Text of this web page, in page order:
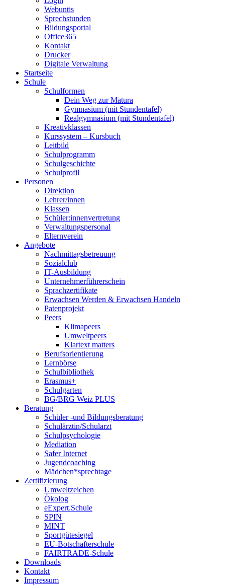
Webuntis
Sprechstunden
Bildungsportal
Office365
Kontakt
Drucker
Digitale Verwaltung
Startseite
Schule
Schulformen
Dein Weg zur Matura
Gymnasium (mit Stundentafel)
Realgymnasium (mit Stundentafel)
Kreativklassen
Kurssystem – Kursbuch
Leitbild
Schulprogramm
Schulgeschichte
Schulprofil
Personen
Direktion
Lehrer/innen
Klassen
Schüler:innenvertretung
Verwaltungspersonal
Elternverein
Angebote
Nachmittagsbetreuung
Sozialclub
IT-Ausbildung
Unternehmerführerschein
Sprachzertifikate
Erwachsen Werden & Erwachsen Handeln
Patenprojekt
Peers
Klimapeers
Umweltpeers
Klartext matters
Berufsorientierung
Lernbörse
Schulbibliothek
Erasmus+
Schulgarten
BG/BRG Weiz PLUS
Beratung
Schüler -und Bildungsberatung
Schulärztin/Schularzt
Schulpsychologie
Mediation
Safer Internet
Jugendcoaching
Mädchen*sprechtage
Zertifizierung
Umweltzeichen
Ökolog
eExpert.Schule
SPIN
MINT
Sportgütesiegel
EU-Botschafterschule
FAIRTRADE-Schule
Downloads
Kontakt
Impressum